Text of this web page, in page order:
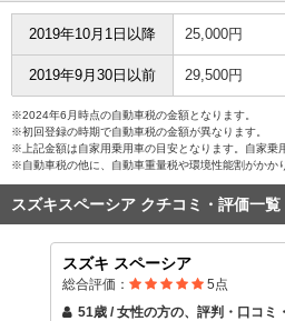
2019年10月1日以降 25,000円
2019年9月30日以前 29,500円
※2024年6月時点の自動車税の金額となります。
※初回登録の時期で自動車税の金額が異なります。
※上記金額は自家用乗用車の目安となります。自家乗
※自動車税の他に、自動車重量税や環境性能割がかか
スズキスペーシア クチコミ・評価一覧
スズキ スペーシア
総合評価： 5 点
51歳 / 女性の方の、評判・口コミ